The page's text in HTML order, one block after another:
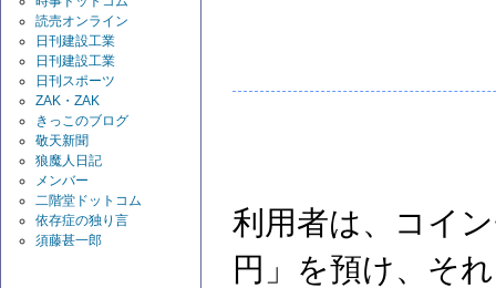
読売オンライン
日刊建設工業
日刊建設工業
日刊スポーツ
ZAK・ZAK
きっこのブログ
敬天新聞
狼魔人日記
メンバー
二階堂ドットコム
依存症の独り言
須藤甚一郎
利用者は、コイ
円」を預け、そ